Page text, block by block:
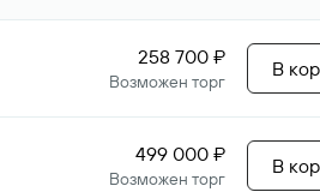
258 700 ₽
Возможен торг
В
499 000 ₽
Возможен торг
В